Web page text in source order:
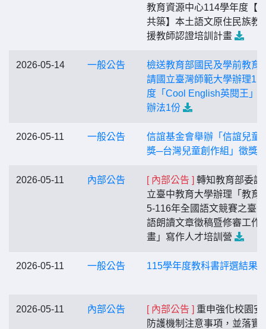
教育資源中心114學年度【
共築】本土語文原住民族教
援教師認證培訓計畫
2026-05-14 一般公告
檢送教育部國民及學前教育
請國立臺灣師範大學辦理
度「Cool English英閱王」
辦法1份
2026-05-11 一般公告
信誼基金會舉辦「信誼兒童
獎─台灣兒童創作組」徵獎
2026-05-11 內部公告 [ 內部公告 ] 轉知教育部委請
立臺中教育大學辦理「教育
5-116年全國語文競賽之臺
語朗讀文章徵稿暨修審工作
畫」寫作人才培訓營
2026-05-11 一般公告 115學年度教科書評選結果
2026-05-11 內部公告 [ 內部公告 ] 重申強化校園安
防護機制注意事項，並落實